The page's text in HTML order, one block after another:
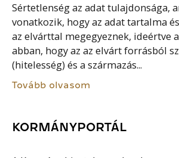
Sértetlenség az adat tulajdonsága,
vonatkozik, hogy az adat tartalma
az elvárttal megegyeznek, ideértve
abban, hogy az az elvárt forrásból
(hitelesség) és a származás...
Tovább olvasom
KORMÁNYPORTÁL